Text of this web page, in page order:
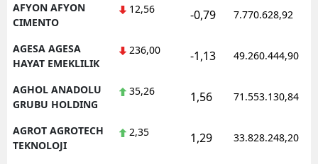
AFYON AFYON
CIMENTO
12,56 -0,79 7.770.628,92
AGESA AGESA
HAYAT EMEKLILIK
236,00 -1,13 49.260.444,90
AGHOL ANADOLU
GRUBU HOLDING
35,26 1,56 71.553.130,84
AGROT AGROTECH
TEKNOLOJI
2,35 1,29 33.828.248,20